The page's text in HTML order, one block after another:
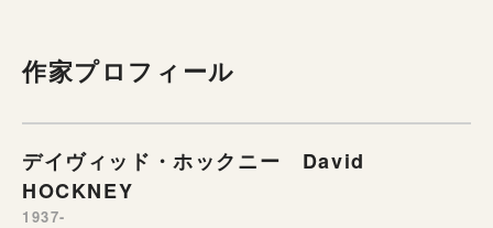
作家プロフィール
デイヴィッド・ホックニー David
HOCKNEY
1937-